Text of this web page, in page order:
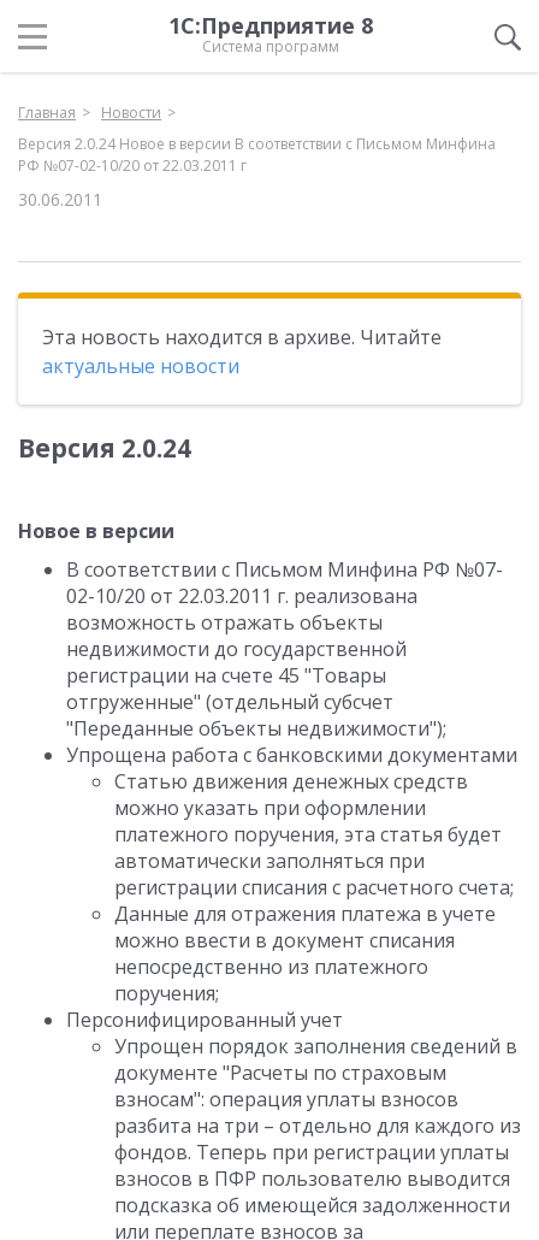
1С:Предприятие 8
Система программ
Главная
Новости
Версия 2.0.24 Новое в версии В соответствии с Письмом Минфина
РФ №07-02-10/20 от 22.03.2011 г
30.06.2011
Эта новость находится в архиве. Читайте
актуальные новости
Версия 2.0.24
Новое в версии
В соответствии с Письмом Минфина РФ №07-
02-10/20 от 22.03.2011 г. реализована
возможность отражать объекты
недвижимости до государственной
регистрации на счете 45 "Товары
отгруженные" (отдельный субсчет
"Переданные объекты недвижимости");
Упрощена работа с банковскими документами
Статью движения денежных средств
можно указать при оформлении
платежного поручения, эта статья будет
автоматически заполняться при
регистрации списания с расчетного счета;
Данные для отражения платежа в учете
можно ввести в документ списания
непосредственно из платежного
поручения;
Персонифицированный учет
Упрощен порядок заполнения сведений в
документе "Расчеты по страховым
взносам": операция уплаты взносов
разбита на три – отдельно для каждого из
фондов. Теперь при регистрации уплаты
взносов в ПФР пользователю выводится
подсказка об имеющейся задолженности
или переплате взносов за